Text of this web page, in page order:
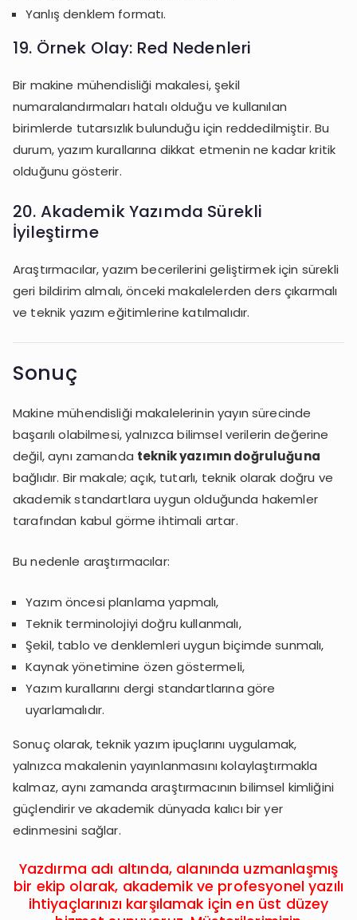
Yanlış denklem formatı.
19. Örnek Olay: Red Nedenleri
Bir makine mühendisliği makalesi, şekil
numaralandırmaları hatalı olduğu ve kullanılan
birimlerde tutarsızlık bulunduğu için reddedilmiştir. Bu
durum, yazım kurallarına dikkat etmenin ne kadar kritik
olduğunu gösterir.
20. Akademik Yazımda Sürekli
İyileştirme
Araştırmacılar, yazım becerilerini geliştirmek için sürekli
geri bildirim almalı, önceki makalelerden ders çıkarmalı
ve teknik yazım eğitimlerine katılmalıdır.
Sonuç
Makine mühendisliği makalelerinin yayın sürecinde
başarılı olabilmesi, yalnızca bilimsel verilerin değerine
değil, aynı zamanda teknik yazımın doğruluğuna
bağlıdır. Bir makale; açık, tutarlı, teknik olarak doğru ve
akademik standartlara uygun olduğunda hakemler
tarafından kabul görme ihtimali artar.
Bu nedenle araştırmacılar:
Yazım öncesi planlama yapmalı,
Teknik terminolojiyi doğru kullanmalı,
Şekil, tablo ve denklemleri uygun biçimde sunmalı,
Kaynak yönetimine özen göstermeli,
Yazım kurallarını dergi standartlarına göre
uyarlamalıdır.
Sonuç olarak, teknik yazım ipuçlarını uygulamak,
yalnızca makalenin yayınlanmasını kolaylaştırmakla
kalmaz, aynı zamanda araştırmacının bilimsel kimliğini
güçlendirir ve akademik dünyada kalıcı bir yer
edinmesini sağlar.
Yazdırma adı altında, alanında uzmanlaşmış
bir ekip olarak, akademik ve profesyonel yazılı
ihtiyaçlarınızı karşılamak için en üst düzey